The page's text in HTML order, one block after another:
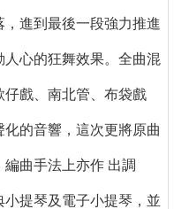
，進到最後一段強力推進
心的狂舞效果。全曲混
戲、南北管、布袋戲
的音響，這次更將原曲
曲手法上亦作 出調
提琴及電子小提琴，並